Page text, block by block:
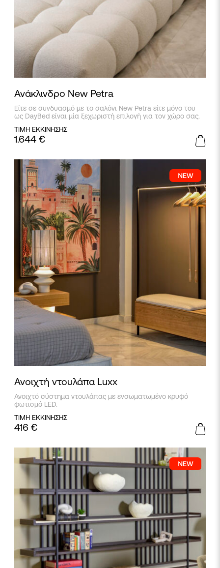
Ανάκλινδρο New Petra
Είτε σε συνδυασμό με το σαλόνι New Petra είτε μόνο του
ως DayBed είναι μία ξεχωριστή επιλογή για τον χώρο σας.
ΤΙΜΗ ΕΚΚΙΝΗΣΗΣ
1.644 €
Ανοιχτή ντουλάπα Luxx
Ανοιχτό σύστημα ντουλάπας με ενσωματωμένο κρυφό
φωτισμό LED.
ΤΙΜΗ ΕΚΚΙΝΗΣΗΣ
416 €